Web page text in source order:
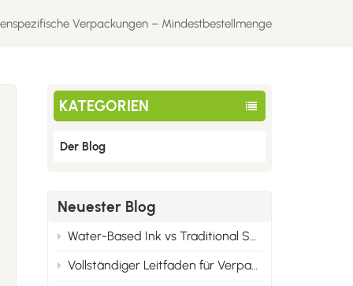
Verpackungen – Mindestbestellmenge
KATEGORIEN
Der Blog
Neuester Blog
Water-Based Ink vs Traditional Solvent Ink: Cost & Professional Advantages of Eco Printing
Vollständiger Leitfaden für Verpackungsdruckmaterialien: Karton, Synthetikpapier und alle Wellpappenarten